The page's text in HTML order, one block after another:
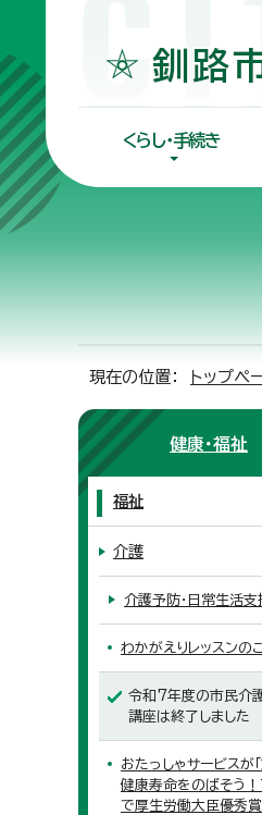
くらし・手続き
現在の位置： トップペ
健康・福祉
福祉
介護
介護予防・日常生活支
わかがえりレッスンの
令和7年度の市民介
講座は終了しました
おたっしゃサービスが
健康寿命をのばそう！
で厚生労働大臣優秀